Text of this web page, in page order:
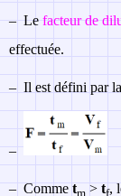
– Le facteur de
effectuée.
– Il est défini par
–
– Comme tm > tf,